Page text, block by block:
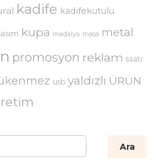
kadife kadifekutulu
kupa madalya masa metal
promosyon reklam saati
usb yaldızlı ÜRÜN
Ara